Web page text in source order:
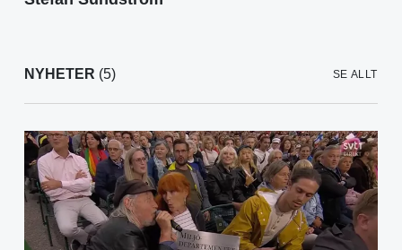
NYHETER (5) SE ALLT